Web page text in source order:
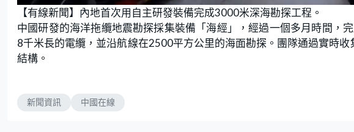
n
m
u
t
e
a
d
7
7
【有線新聞】內地首次用自主研發裝備完成3000米深海勘探工程。
中國研發的海洋拖纜地震勘探採集裝備「海經」，經過一個多月時間，
8千米長的電纜，並沿航線在2500平方公里的海面勘探。團隊通過實時
結構。
新聞資訊 中國在線